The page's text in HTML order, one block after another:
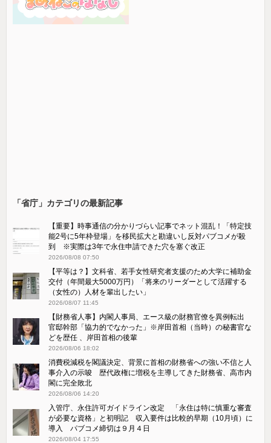
「省庁」カテゴリの最新記事
【重要】時事通信の分かりづらい記事でネット混乱！「特定技
能2号に5年枠登場」を移民拡大と勘違いし反対パブコメが殺
到 ※実際は3年で永住申請できた穴を塞ぐ改正
2026/08/08 07:50
【平等は？】文科省、若手女性研究者支援のため大学に補助金
交付（年間最大5000万円）「将来のリーダーとして活躍する
（女性の）人材を輩出したい」
2026/08/07 11:45
【財務省人事】内閣人事局、エース級の財務官僚を異例転出
官邸幹部「協力的でなかった」※岸田首相（当時）の秘書官な
どを歴任 、岸田首相の後輩
2026/08/06 18:02
消費税減税を閣議決定、背景に首相の財務省への強い不信と人
事介入の示唆 歴代政権に増税を主導してきた財務省、高市内
閣に完全敗北
2026/08/06 14:20
入管庁、永住許可ガイドライン改定 「永住は特に慎重な審査
が必要な資格」と初明記 収入要件は比較的早期（10月頃）に
導入 パブコメ締切は９月４日
2026/08/04 17:55